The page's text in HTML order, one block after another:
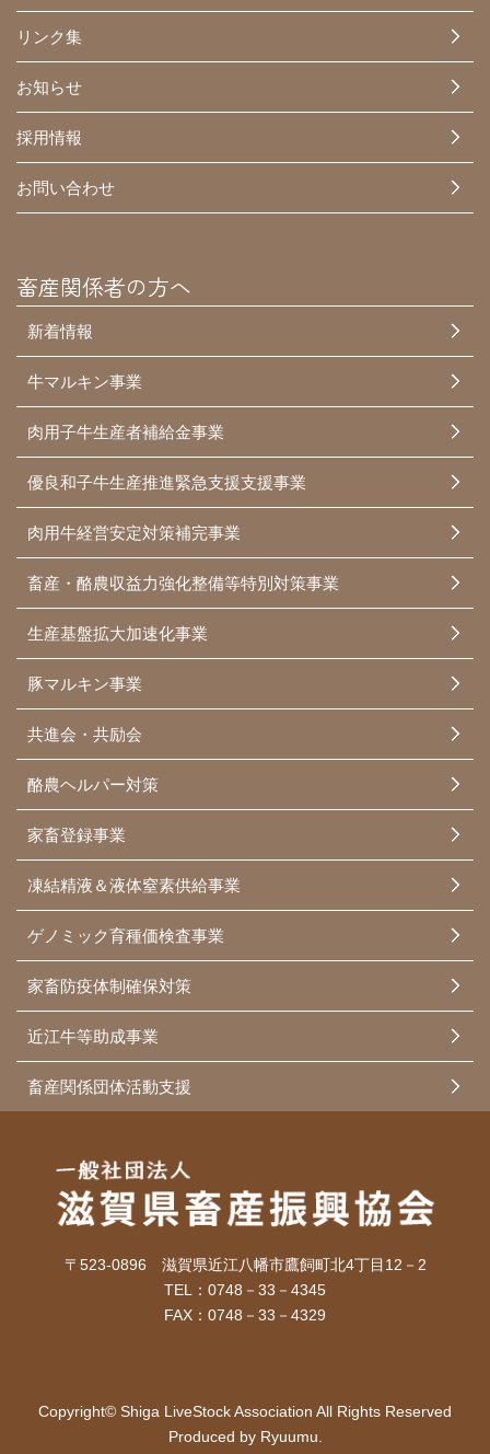
リンク集
お知らせ
採用情報
お問い合わせ
畜産関係者の方へ
新着情報
牛マルキン事業
肉用子牛生産者補給金事業
優良和子牛生産推進緊急支援支援事業
肉用牛経営安定対策補完事業
畜産・酪農収益力強化整備等特別対策事業
生産基盤拡大加速化事業
豚マルキン事業
共進会・共励会
酪農ヘルパー対策
家畜登録事業
凍結精液＆液体窒素供給事業
ゲノミック育種価検査事業
家畜防疫体制確保対策
近江牛等助成事業
畜産関係団体活動支援
〒523-0896 滋賀県近江八幡市鷹飼町北4丁目12－2
TEL：0748－33－4345
FAX：0748－33－4329
Copyright© Shiga LiveStock Association All Rights Reserved
Produced by Ryuumu.